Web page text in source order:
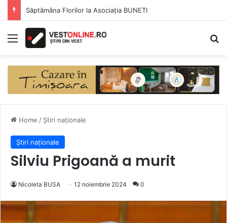
Săptămâna Florilor la Asociația BUNETI
Menu
Home / Știri naționale
Știri naționale
Silviu Prigoană a murit
Nicoleta BUSA 12 noiembrie 2024 0